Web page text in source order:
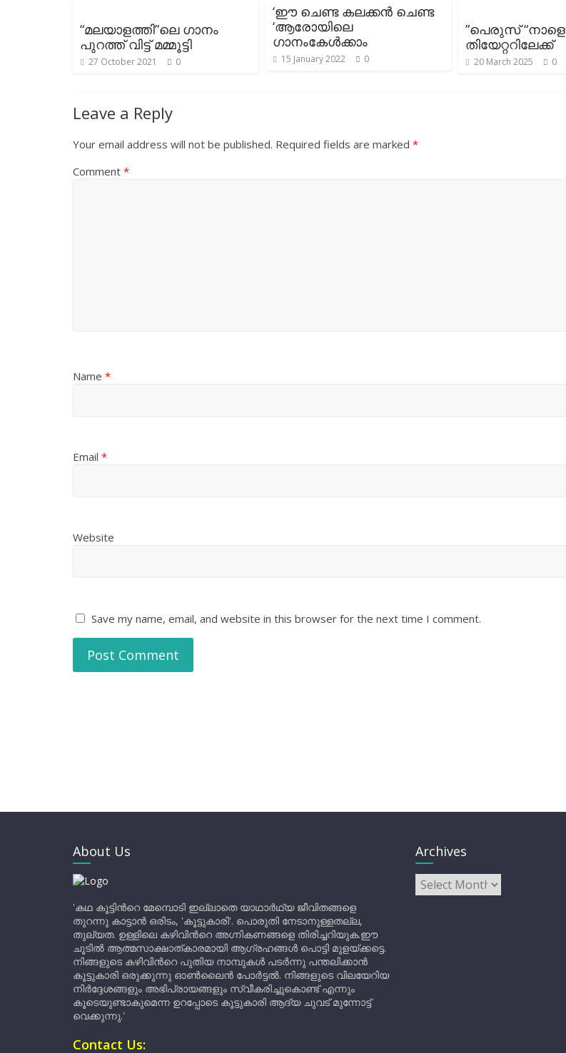
“മലയാളത്തി”ലെ ഗാനം
പുറത്ത് വിട്ട് മമ്മൂട്ടി
27 October 2021 0
‘ഈ ചെണ്ട കലക്കന്‍ ചെണ്ട
‘ആരോയിലെ
ഗാനംകേള്‍ക്കാം
15 January 2022 0
”പെരുസ് “നാളെ
തിയേറ്ററിലേക്ക്
20 March 2025 0
Leave a Reply
Your email address will not be published. Required fields are marked *
Comment *
Name *
Email *
Website
Save my name, email, and website in this browser for the next time I comment.
About Us
'കഥ കൂട്ടിന്‍റെ മേമ്പൊടി ഇല്ലാതെ യാഥാർഥ്യ ജീവിതങ്ങളെ
തുറന്നു കാട്ടാൻ ഒരിടം, 'കൂട്ടുകാരി'. പൊരുതി നേടാനുള്ളതല്ല,
തുല്യത. ഉള്ളിലെ കഴിവിന്‍റെ അഗ്നികണങ്ങളെ തിരിച്ചറിയുക.ഈ
ചൂടിൽ ആത്മസാക്ഷാത്കാരമായി ആഗ്രഹങ്ങൾ പൊട്ടി മുളയ്ക്കട്ടെ.
നിങ്ങളുടെ കഴിവിന്‍റെ പുതിയ നാമ്പുകൾ പടർന്നു പന്തലിക്കാൻ
കൂട്ടുകാരി ഒരുക്കുന്നു ഓൺലൈൻ പോർട്ടൽ. നിങ്ങളുടെ വിലയേറിയ
നിർദ്ദേശങ്ങളും അഭിപ്രായങ്ങളും സ്വീകരിച്ചുകൊണ്ട് എന്നും
കൂടെയുണ്ടാകുമെന്ന ഉറപ്പോടെ കൂട്ടുകാരി ആദ്യ ചുവട് മുന്നോട്ട്
വെക്കുന്നു.'
Contact Us:
Archives
Archives